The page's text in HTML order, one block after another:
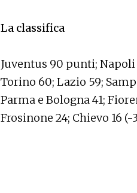
La classifica
Juventus 90 punti; Napoli
Torino 60; Lazio 59;
Parma e Bologna 41;
Frosinone 24; Chievo 16 (-